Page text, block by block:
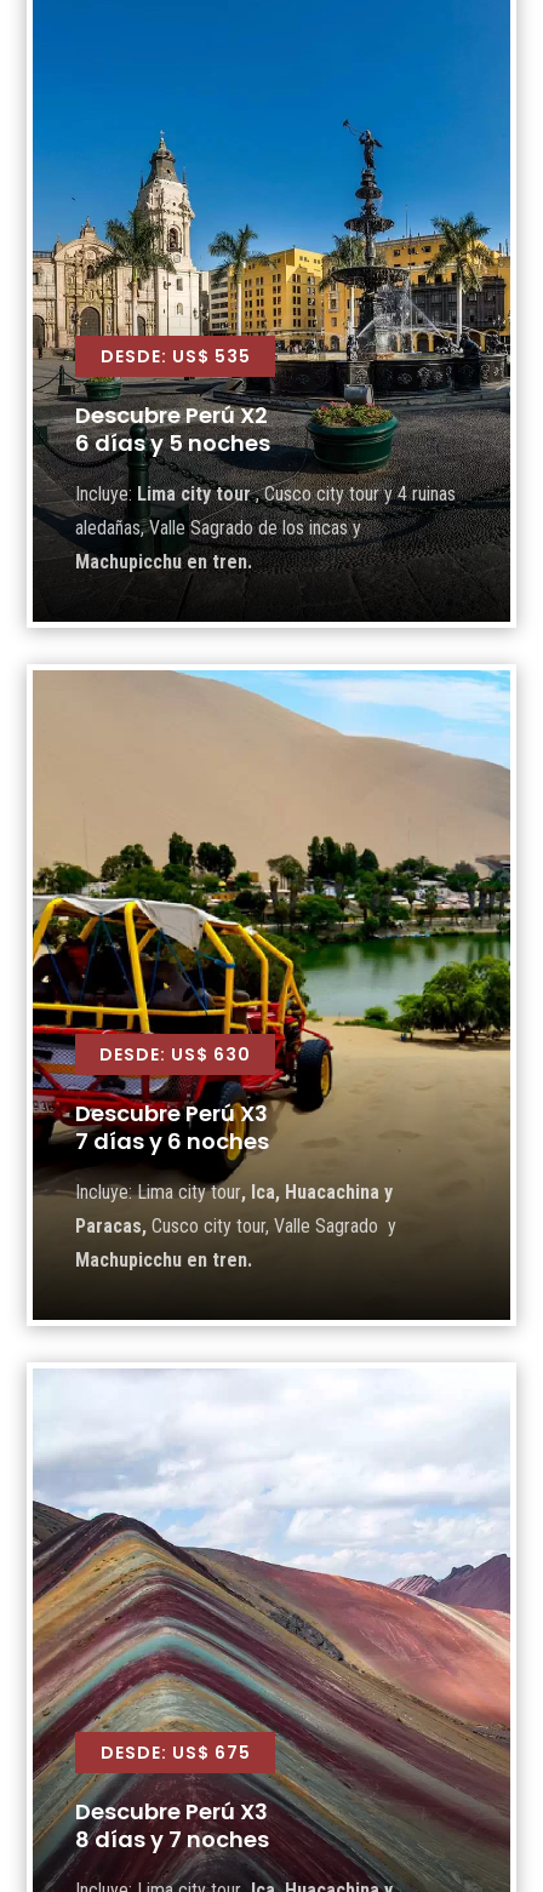
DESDE: US$ 535
Descubre Perú X2
6 días y 5 noches
Incluye: Lima city tour, Cusco city tour y 4 ruinas
aledañas, Valle Sagrado de los incas y
Machupicchu en tren.
DESDE: US$ 630
Descubre Perú X3
7 días y 6 noches
Incluye: Lima city tour, Ica, Huacachina y
Paracas,Cusco city tour, Valle Sagrado y
Machupicchu en tren.
DESDE: US$ 675
Descubre Perú X3
8 días y 7 noches